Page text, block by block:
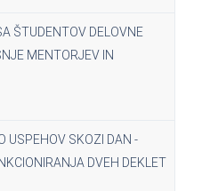
ŠTUDENTOV DELOVNE
MENTORJEV IN
USPEHOV SKOZI DAN -
DVEH DEKLET